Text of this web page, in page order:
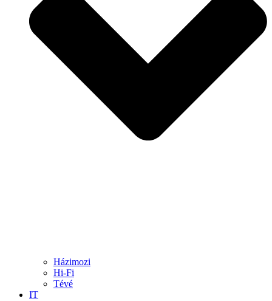
Házimozi
Hi-Fi
Tévé
IT